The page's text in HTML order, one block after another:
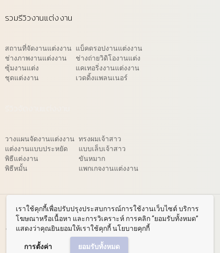
เราใช้คุกกี้เพื่อปรับปรุงประสบการณ์การใช้งานเว็บไซต์ บริการ
โฆษณาหรือเนื้อหา และการวิเคราะห์ การคลิก “ยอมรับทั้งหมด”
แสดงว่าคุณยินยอมให้เราใช้คุกกี้ นโยบายคุกกี้
การตั้งค่า ยอมรับทั้งหมด
รวมรีวิวงานแต่งงาน
สถานที่จัดงานแต่งงาน
ช่างภาพงานแต่งงาน
ซุ้มงานแต่ง
ชุดแต่งงาน
แบ็คดรอปงานแต่งงาน
ช่างถ่ายวิดิโองานแต่ง
แคเทอริ่งงานแต่งงาน
เวดดิ้งแพลนเนอร์
วางแผนจัดงานแต่งงาน
แต่งงานแบบประหยัด
พิธีแต่งงาน
พิธีหมั้น
ทรงผมเจ้าสาว
แบบเล็บเจ้าสาว
ขันหมาก
แพกเกจงานแต่งงาน
© 2026 WeddingReview.net
สถานที่แต่งงาน
ร้านค้างานแต่ง
คอร์สเรียนคู่มือจัดงานแต่งงาน
ไอเดียแต่งงาน
กระเป๋าแบรนด์เนม เที่ยวญี่ปุ่น